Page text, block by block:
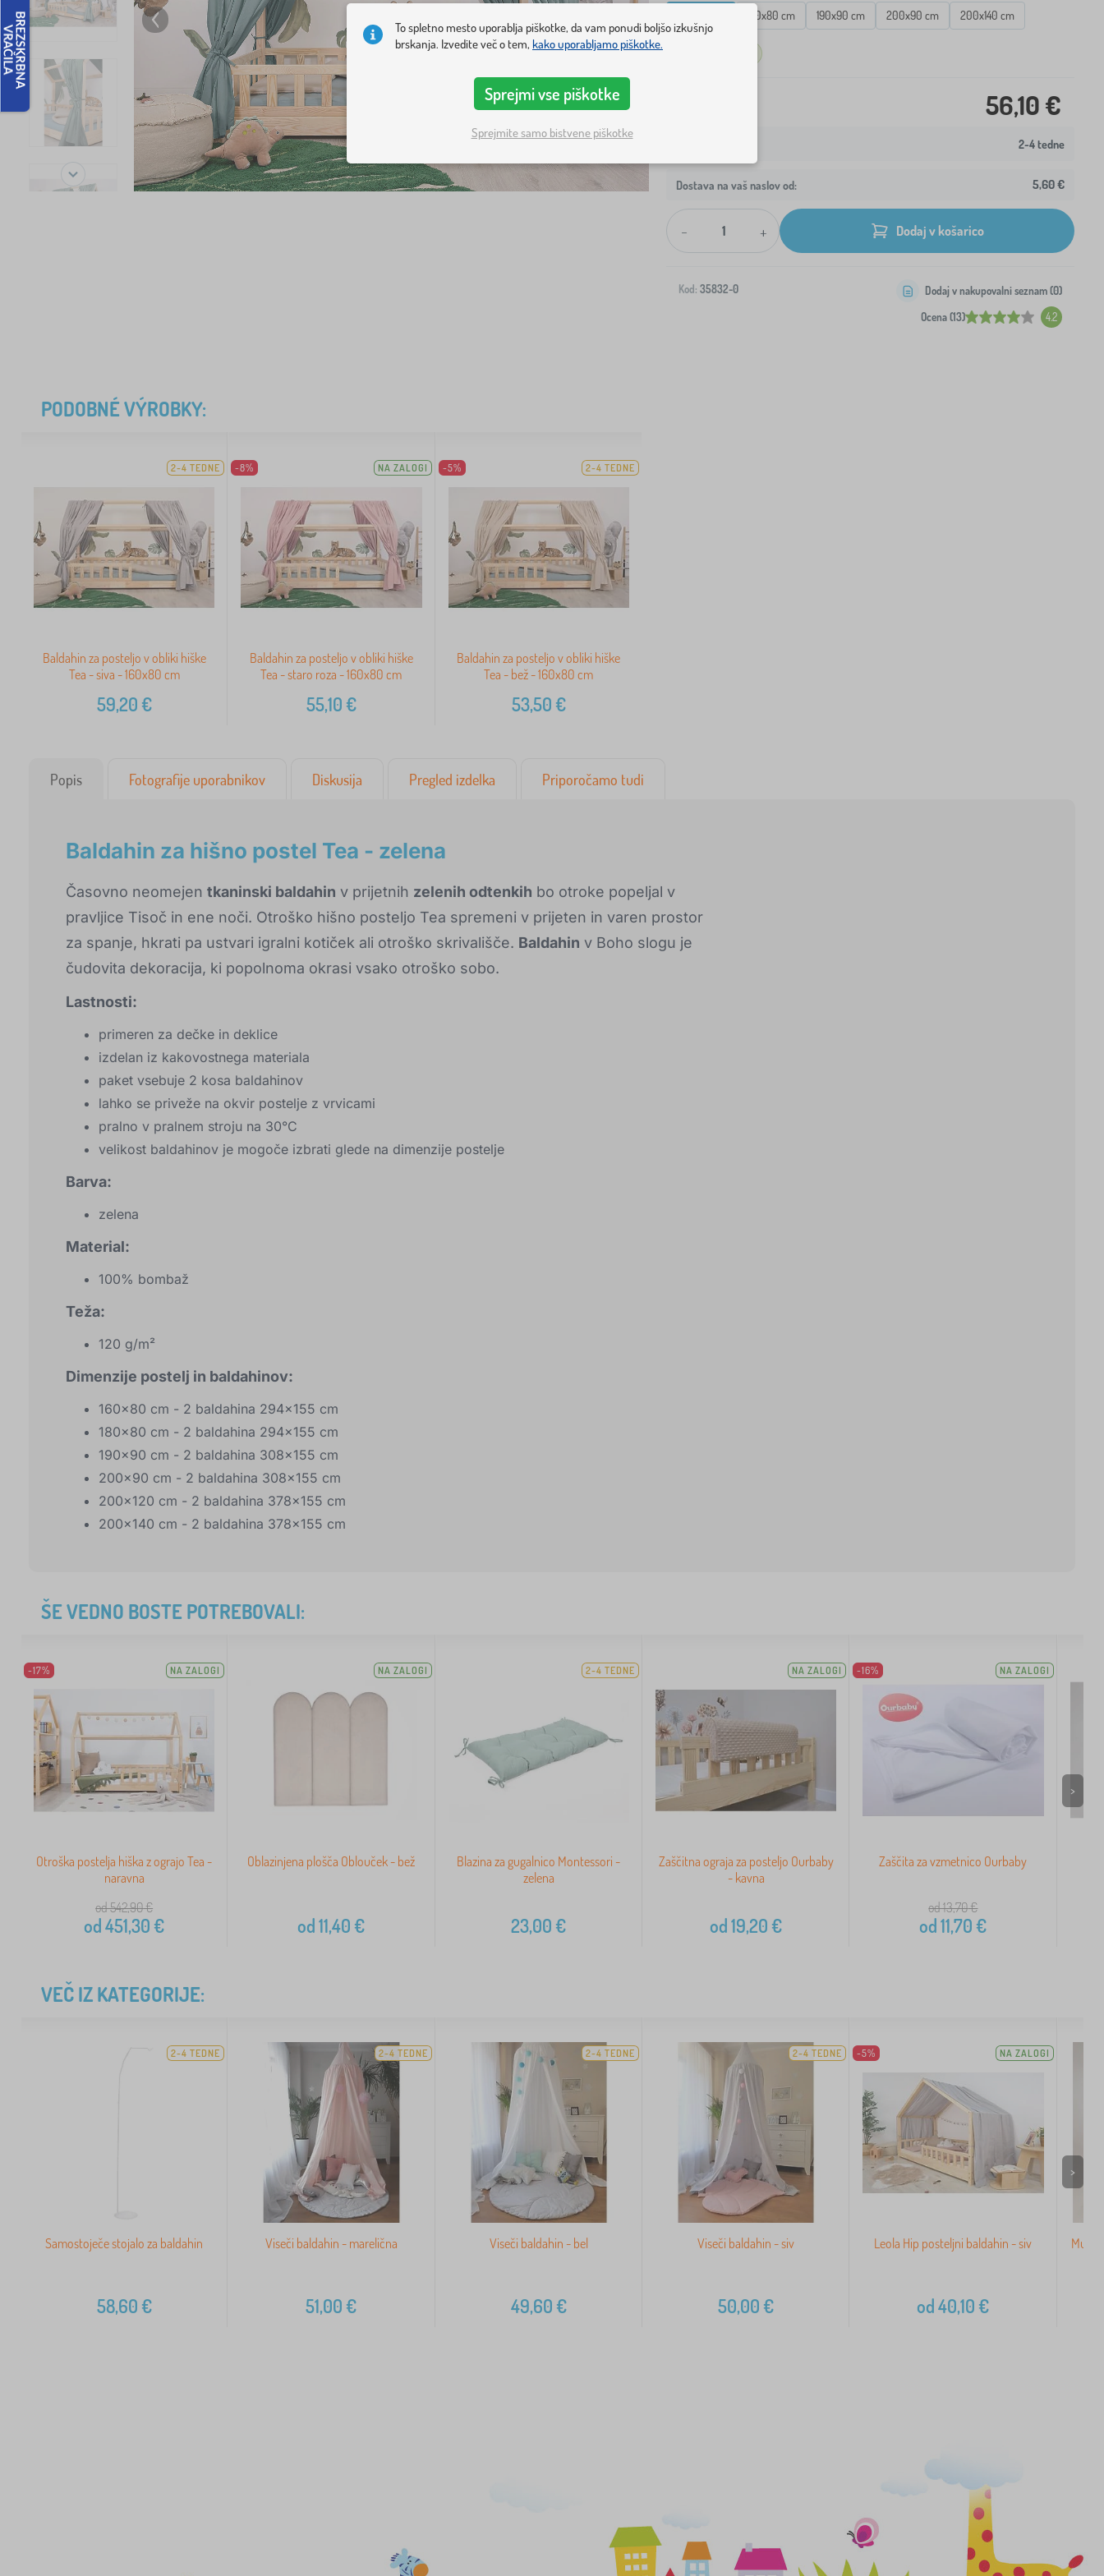
180x80 cm 190x90 cm 200x90 cm 200x140 cm
56,10 €
2-4 tedne
Dostava na vaš naslov od: 5,60 €
- + Dodaj v košarico
Kod: 35832-0
Ocena (13) 4.2
Dodaj v nakupovalni seznam (0)
PODOBNÉ VÝROBKY:
2-4 TEDNE
Baldahin za posteljo v obliki hiške
Tea - siva - 160x80 cm
59,20€
-8% NA ZALOGI
Baldahin za posteljo v obliki hiške
Tea - staro roza - 160x80 cm
55,10€
-5% 2-4 TEDNE
Baldahin za posteljo v obliki hiške
Tea - bež - 160x80 cm
53,50€
Popis Fotografije uporabnikov Diskusija Pregled izdelka Priporočamo tudi
Baldahin za hišno postel Tea - zelena
Časovno neomejen tkaninski baldahin v prijetnih zelenih odtenkih bo otroke popeljal v
pravljice Tisoč in ene noči. Otroško hišno posteljo Tea spremeni v prijeten in varen prostor
za spanje, hkrati pa ustvari igralni kotiček ali otroško skrivališče. Baldahin v Boho slogu je
čudovita dekoracija, ki popolnoma okrasi vsako otroško sobo.
Lastnosti:
primeren za dečke in deklice
izdelan iz kakovostnega materiala
paket vsebuje 2 kosa baldahinov
lahko se priveže na okvir postelje z vrvicami
pralno v pralnem stroju na 30°C
velikost baldahinov je mogoče izbrati glede na dimenzije postelje
Barva:
zelena
Material:
100% bombaž
Teža:
120 g/m²
Dimenzije postelj in baldahinov:
160x80 cm - 2 baldahina 294x155 cm
180x80 cm - 2 baldahina 294x155 cm
190x90 cm - 2 baldahina 308x155 cm
200x90 cm - 2 baldahina 308x155 cm
200x120 cm - 2 baldahina 378x155 cm
200x140 cm - 2 baldahina 378x155 cm
ŠE VEDNO BOSTE POTREBOVALI:
-17% NA ZALOGI
Otroška postelja hiška z ograjo Tea -
naravna
od 542,90€
od451,30€
NA ZALOGI
Oblazinjena plošča Oblouček - bež
od11,40€
2-4 TEDNE
Blazina za gugalnico Montessori -
zelena
23,00€
NA ZALOGI
Zaščitna ograja za posteljo Ourbaby
- kavna
od19,20€
-16% NA ZALOGI
Zaščita za vzmetnico Ourbaby
od 13,70€
od11,70€
>
VEČ IZ KATEGORIJE:
2-4 TEDNE
Samostoječe stojalo za baldahin
58,60€
2-4 TEDNE
Viseči baldahin - marelična
51,00€
2-4 TEDNE
Viseči baldahin - bel
49,60€
2-4 TEDNE
Viseči baldahin - siv
50,00€
-5% NA ZALOGI
Leola Hip posteljni baldahin - siv
od40,10€
>
To spletno mesto uporablja piškotke, da vam ponudi boljšo izkušnjo
brskanja. Izvedite več o tem, kako uporabljamo piškotke.
Sprejmi vse piškotke
Sprejmite samo bistvene piškotke